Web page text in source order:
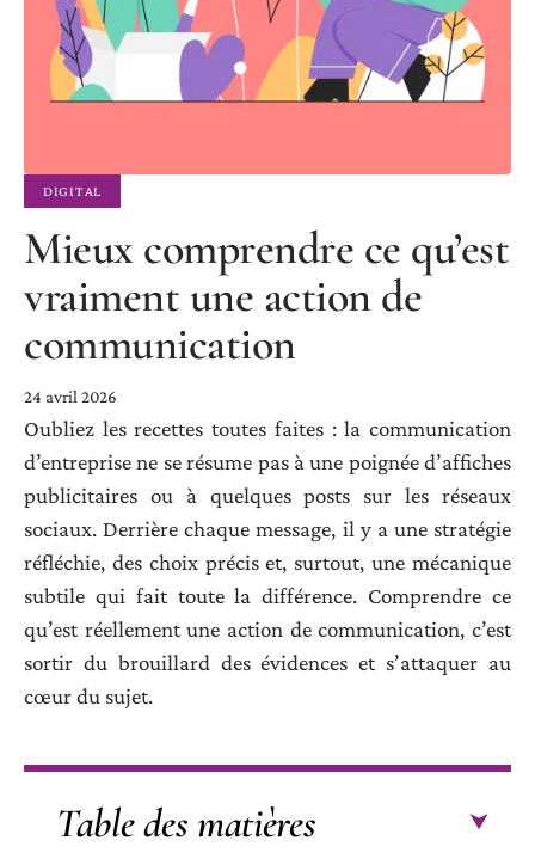
DIGITAL
Mieux comprendre ce qu’est
vraiment une action de
communication
24 avril 2026
Oubliez les recettes toutes faites : la communication
d’entreprise ne se résume pas à une poignée d’affiches
publicitaires ou à quelques posts sur les réseaux
sociaux. Derrière chaque message, il y a une stratégie
réfléchie, des choix précis et, surtout, une mécanique
subtile qui fait toute la différence. Comprendre ce
qu’est réellement une action de communication, c’est
sortir du brouillard des évidences et s’attaquer au
cœur du sujet.
Table des matières